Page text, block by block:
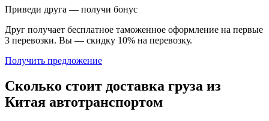
Приведи друга — получи бонус
Друг получает бесплатное таможенное оформление на первые
3 перевозки. Вы — скидку 10% на перевозку.
Получить предложение
Сколько стоит доставка груза из
Китая автотранспортом